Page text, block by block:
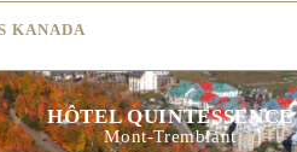
KANADA
HÔTEL QUINTESSENCE
Mont-Tremblant